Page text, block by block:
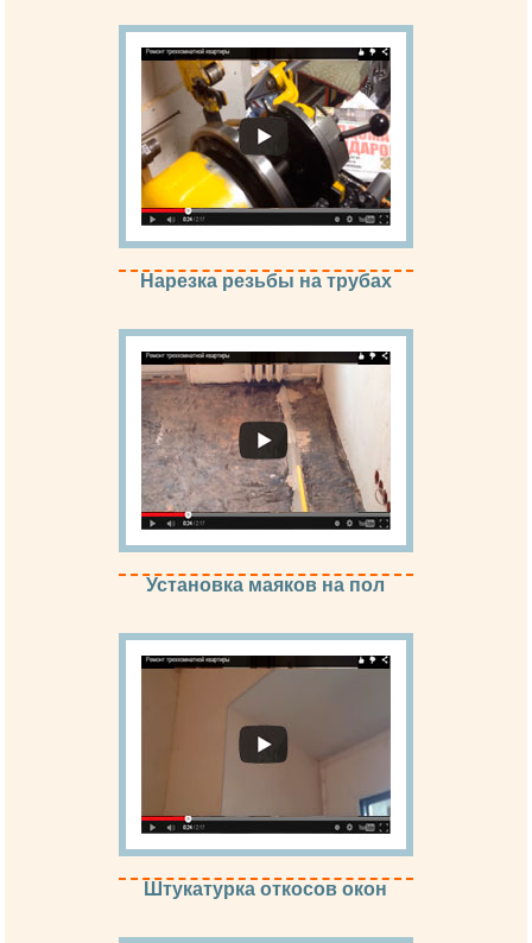
Нарезка резьбы на трубах
Установка маяков на пол
Штукатурка откосов окон